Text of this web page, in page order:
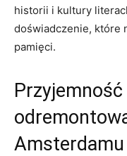
historii i kultury
doświadczenie,⁢ które
pamięci.
Amsterdamu